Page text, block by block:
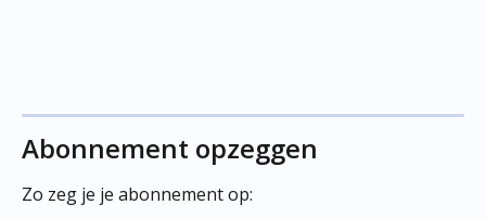
Abonnement opzeggen
Zo zeg je je abonnement op: